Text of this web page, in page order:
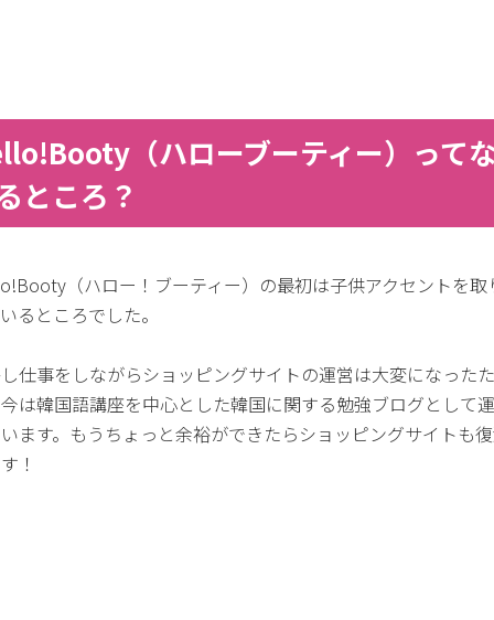
（ハローブーティー）って
ところ？
（ハロー！ブーティー）の最初は子供アクセントを取
るところでした。
仕事をしながらショッピングサイトの運営は大変になったた
は韓国語講座を中心とした韓国に関する勉強ブログとして
ます。もうちょっと余裕ができたらショッピングサイトも
！